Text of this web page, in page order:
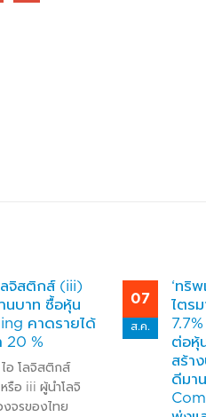
ลจิสติกส์ (iii)
นบาท ซื้อหุ้น
คาดรายได้
20 %
อ โลจิสติกส์
รือ iii ผู้นำโลจิ
จรของไทย
07
ส.ค.
‘ทริ
ไตร
ต่อหุ้
สร้า
ดีมา